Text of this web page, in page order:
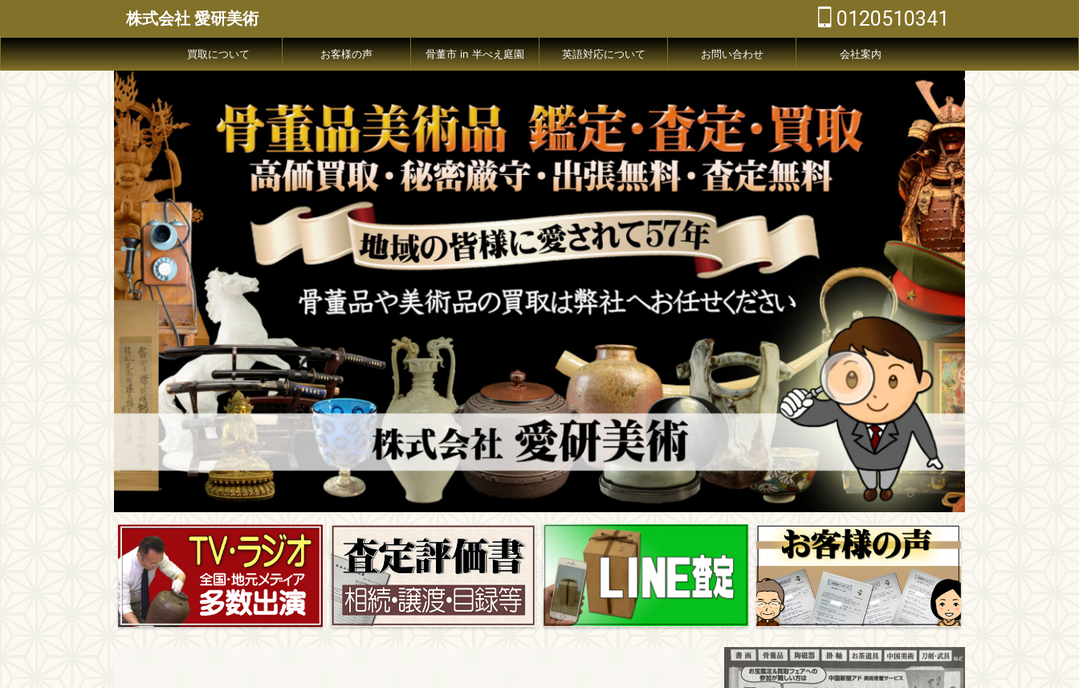
株式会社 愛研美術 0120510341
買取について お客様の声 骨董市 in 半べえ庭園 英語対応について お問い合わせ 会社案内